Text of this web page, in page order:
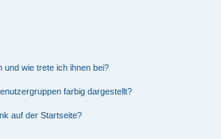
und wie trete ich ihnen bei?
farbig dargestellt?
auf der Startseite?